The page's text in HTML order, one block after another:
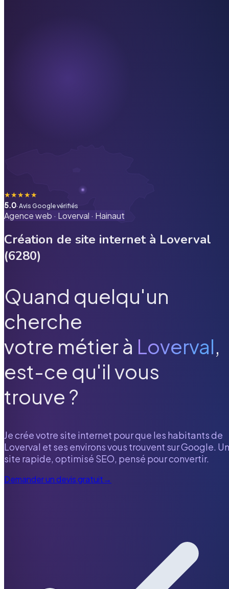
★★★★★
5.0· Avis Google vérifiés
Agence web · Loverval · Hainaut
Création de site internet à Loverval
(6280)
Quand quelqu'un
cherche
votre métier à Loverval,
est-ce qu'il vous
trouve ?
Je crée votre site internet pour que les habitants de
Loverval et ses environs vous trouvent sur Google. Un
site rapide, optimisé SEO, pensé pour convertir.
Demander un devis gratuit→